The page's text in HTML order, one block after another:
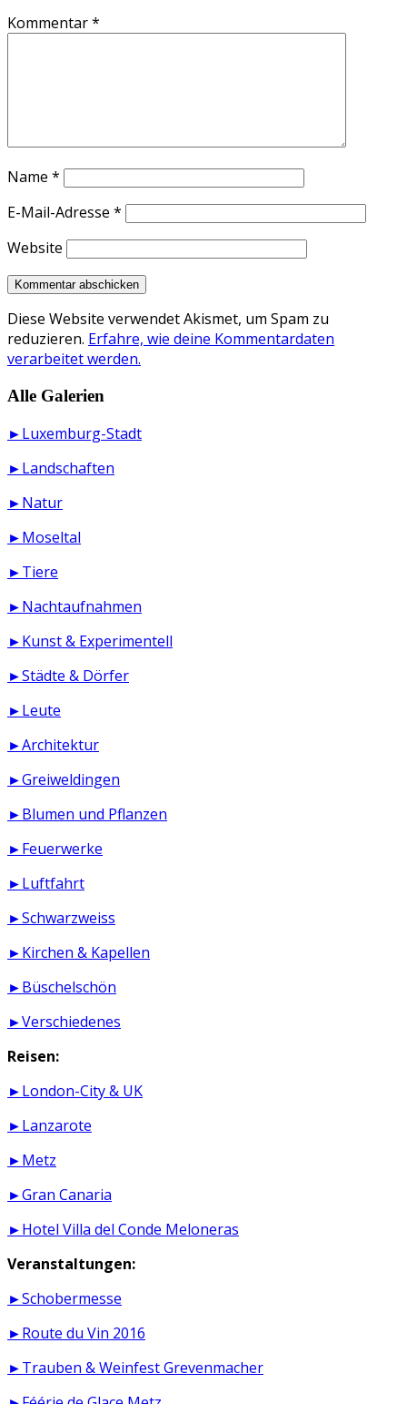
Kommentar*
Name *
E-Mail-Adresse *
Website
Diese Website verwendet Akismet, um Spam zu
reduzieren. Erfahre, wie deine Kommentardaten
verarbeitet werden.
Alle Galerien
►Luxemburg-Stadt
►Landschaften
►Natur
►Moseltal
►Tiere
►Nachtaufnahmen
►Kunst & Experimentell
►Städte & Dörfer
►Leute
►Architektur
►Greiweldingen
►Blumen und Pflanzen
►Feuerwerke
►Luftfahrt
►Schwarzweiss
►Kirchen & Kapellen
►Büschelschön
►Verschiedenes
Reisen:
►London-City & UK
►Lanzarote
►Metz
►Gran Canaria
►Hotel Villa del Conde Meloneras
Veranstaltungen:
►Schobermesse
►Route du Vin 2016
►Trauben & Weinfest Grevenmacher